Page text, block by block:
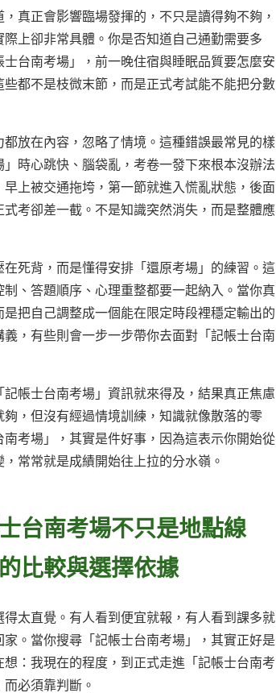
真正會影響臨場發揮的，不只是讀得夠不夠，
上卻非常具體。你是否知道自己通勤需要多
台南考場」，前一晚住宿與睡眠品質要怎麼安
都不是枝微末節，而是正式考試能不能把分數
放在內容，忽略了情境。這種錯誤最常見的樣
時心跳快、腦袋亂，考卷一發下來根本沒辦法
上被交通拖垮，第一節就進入慌亂狀態，後面
考卻差一截。不是知識突然消失，而是整體應
死背，而是懂得安排「還原考場」的練習。這
、答題順序、心理重整都要一起納入。當你真
把自己調整成一個能在限定時段裡穩定輸出的
，有些則會一步一步帶你去面對「記帳士台南
帳士台南考場」資訊就來得及，結果真正焦慮
，但沒有經過情境訓練，知識就像散落的零
考場」，其實是件好事，因為這表示你開始從
常常就是成績開始往上拉的分水嶺。
台南考場不只是地點線
比較與選擇依據
太直覺。有人看到便宜就報，有人看到課多就
。當你搜尋「記帳士台南考場」，其實正好是
：我現在的程度，到正式走進「記帳士台南考
必須靠判斷。